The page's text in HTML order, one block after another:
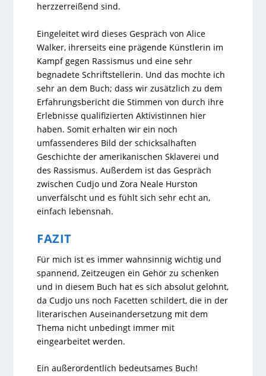
herzzerreißend sind.
Eingeleitet wird dieses Gespräch von Alice
Walker, ihrerseits eine prägende Künstlerin im
Kampf gegen Rassismus und eine sehr
begnadete Schriftstellerin. Und das mochte ich
sehr an dem Buch; dass wir zusätzlich zu dem
Erfahrungsbericht die Stimmen von durch ihre
Erlebnisse qualifizierten Aktivistinnen hier
haben. Somit erhalten wir ein noch
umfassenderes Bild der schicksalhaften
Geschichte der amerikanischen Sklaverei und
des Rassismus. Außerdem ist das Gespräch
zwischen Cudjo und Zora Neale Hurston
unverfälscht und es fühlt sich sehr echt an,
einfach lebensnah.
FAZIT
Für mich ist es immer wahnsinnig wichtig und
spannend, Zeitzeugen ein Gehör zu schenken
und in diesem Buch hat es sich absolut gelohnt,
da Cudjo uns noch Facetten schildert, die in der
literarischen Auseinandersetzung mit dem
Thema nicht unbedingt immer mit
eingearbeitet werden.
Ein außerordentlich bedeutsames Buch!